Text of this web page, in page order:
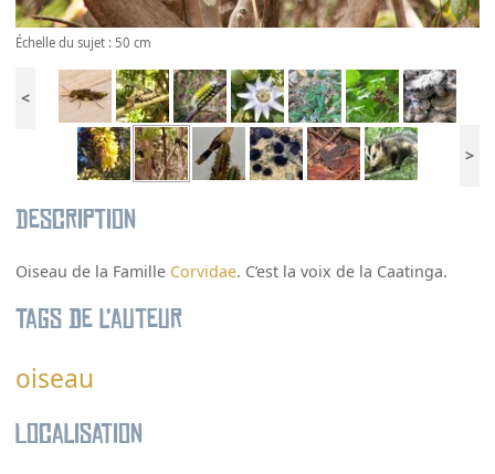
Échelle du sujet : 50 cm
<
>
Description
Oiseau de la Famille Corvidae. C’est la voix de la Caatinga.
Tags de l’auteur
oiseau
Localisation